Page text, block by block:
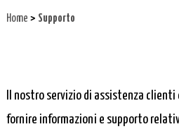
Home > Supporto
Il nostro servizio di assistenza
fornire informazioni e supporto